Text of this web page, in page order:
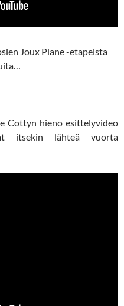
Joux Plane -etapeista
Cottyn hieno esittelyvideo
itsekin lähteä vuorta